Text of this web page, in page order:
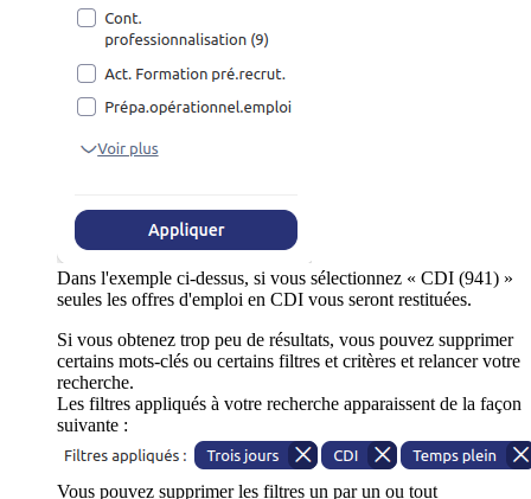
Dans l'exemple ci-dessus, si vous sélectionnez « CDI (941) »
seules les offres d'emploi en CDI vous seront restituées.
Si vous obtenez trop peu de résultats, vous pouvez supprimer
certains mots-clés ou certains filtres et critères et relancer votre
recherche.
Les filtres appliqués à votre recherche apparaissent de la façon
suivante :
Vous pouvez supprimer les filtres un par un ou tout